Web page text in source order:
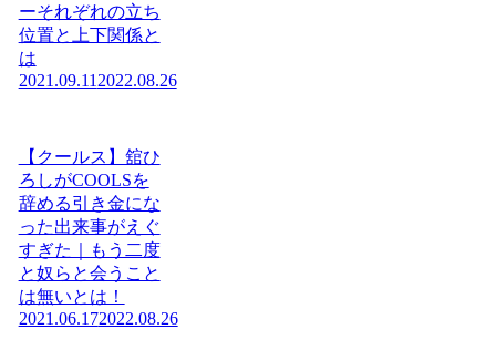
ーそれぞれの立ち
位置と上下関係と
は
2021.09.11 2022.08.26
【クールス】舘ひ
ろしがCOOLSを
辞める引き金にな
った出来事がえぐ
すぎた｜もう二度
と奴らと会うこと
は無いとは！
2021.06.172022.08.26